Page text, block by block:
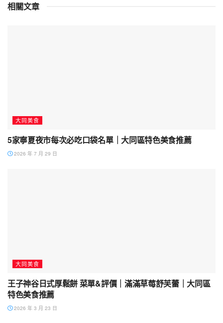
相關文章
大同美食
5家寧夏夜市每次必吃口袋名單｜大同區特色美食推薦
2026 年 7 月 29 日
大同美食
王子神谷日式厚鬆餅 菜單&評價｜滿滿草莓舒芙蕾｜大同區
特色美食推薦
2026 年 3 月 23 日